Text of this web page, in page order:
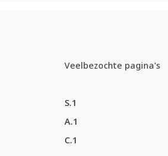
Veelbezochte pagina's
S.1
A.1
C.1